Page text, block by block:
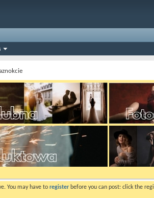
You may have to register before you can post: click the